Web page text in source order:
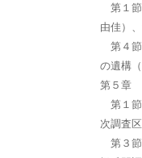
第１
由佳）
第４
の遺構
第５章
第１
次調査
第３節